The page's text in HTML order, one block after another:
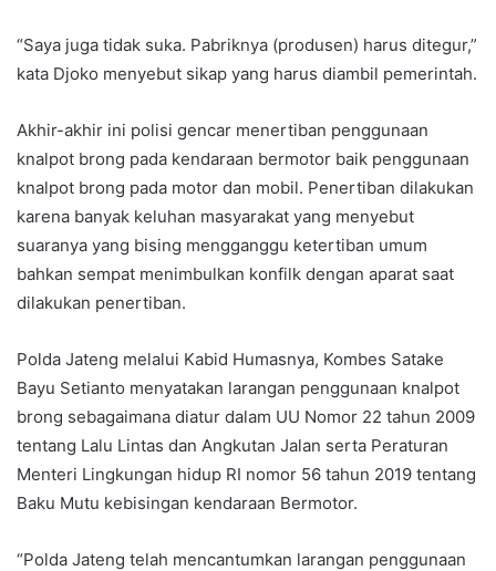
“Saya juga tidak suka. Pabriknya (produsen) harus ditegur,”
kata Djoko menyebut sikap yang harus diambil pemerintah.
Akhir-akhir ini polisi gencar menertiban penggunaan
knalpot brong pada kendaraan bermotor baik penggunaan
knalpot brong pada motor dan mobil. Penertiban dilakukan
karena banyak keluhan masyarakat yang menyebut
suaranya yang bising mengganggu ketertiban umum
bahkan sempat menimbulkan konfilk dengan aparat saat
dilakukan penertiban.
Polda Jateng melalui Kabid Humasnya, Kombes Satake
Bayu Setianto menyatakan larangan penggunaan knalpot
brong sebagaimana diatur dalam UU Nomor 22 tahun 2009
tentang Lalu Lintas dan Angkutan Jalan serta Peraturan
Menteri Lingkungan hidup RI nomor 56 tahun 2019 tentang
Baku Mutu kebisingan kendaraan Bermotor.
“Polda Jateng telah mencantumkan larangan penggunaan